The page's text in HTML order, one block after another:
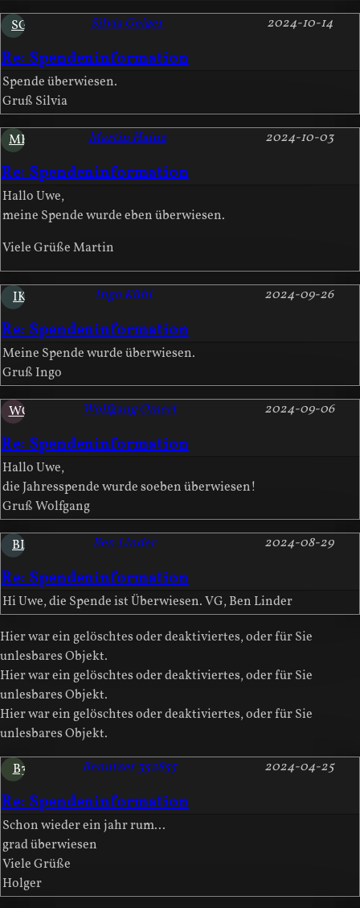
SG
Re: Spendeninformation
2024-10-14
Silvia Geiger
Spende überwiesen.
Gruß Silvia
MH
Re: Spendeninformation
2024-10-03
Martin Hainz
Hallo Uwe,
meine Spende wurde eben überwiesen.
Viele Grüße Martin
IK
Re: Spendeninformation
2024-09-26
Ingo Kühl
Meine Spende wurde überwiesen.
Gruß Ingo
WO
Re: Spendeninformation
2024-09-06
Wolfgang Omert
Hallo Uwe,
die Jahresspende wurde soeben überwiesen!
Gruß Wolfgang
BL
Re: Spendeninformation
2024-08-29
Ben Linder
Hi Uwe, die Spende ist Überwiesen. VG, Ben Linder
Hier war ein gelöschtes oder deaktiviertes, oder für Sie
unlesbares Objekt.
Hier war ein gelöschtes oder deaktiviertes, oder für Sie
unlesbares Objekt.
Hier war ein gelöschtes oder deaktiviertes, oder für Sie
unlesbares Objekt.
B3
Re: Spendeninformation
2024-04-25
Benutzer 352855
Schon wieder ein jahr rum...
grad überwiesen
Viele Grüße
Holger